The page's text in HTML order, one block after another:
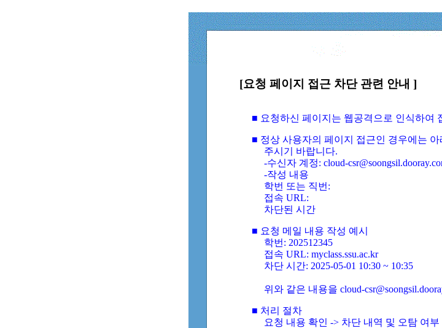
[요청 페이지 접근 차단 관련 안내 ]
■ 요청하신 페이지는 웹공격으로 인식하여
■ 정상 사용자의 페이지 접근인 경우에는
주시기 바랍니다.
-수신자 계정: cloud-
-작성 내용
학번 또는 직번:
접속 URL:
차단된 시간
■ 요청 메일 내용 작성 예시
학번: 202512345
접속 URL: myclass.ssu.ac.kr
차단 시간: 2025-05-01 10:30 ~ 10:35
위와 같은 내용을 cloud-
■ 처리 절차
요청 내용 확인 -> 차단 내역 및 오탐 여